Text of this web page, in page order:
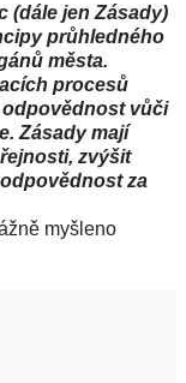
(dále jen Zásady)
průhledného
města.
procesů
vůči
Zásady mají
zvýšit
za
myšleno